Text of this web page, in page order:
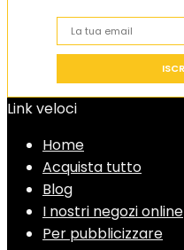
Link veloci
Home
Acquista tutto
Blog
I nostri negozi online
Per pubblicizzare